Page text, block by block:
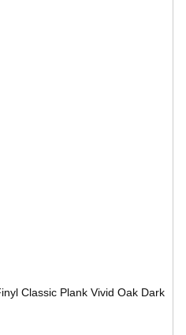
Classic Plank Vivid Oak Dark